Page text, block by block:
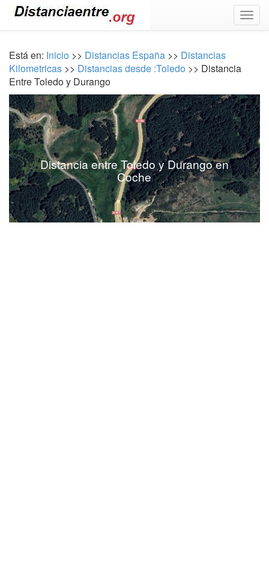
Está en: Inicio >> Distancias España >> Distancias
Kilometricas >> Distancias desde :Toledo >> Distancia
Entre Toledo y Durango
Distancia entre Toledo y Durango en
Coche